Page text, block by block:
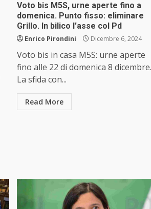
Voto bis M5S, urne aperte fino a
domenica. Punto fisso: eliminare
Grillo. In bilico l’asse col Pd
Enrico Pirondini Dicembre 6, 2024
Voto bis in casa M5S: urne aperte
fino alle 22 di domenica 8 dicembre.
La sfida con...
Read More